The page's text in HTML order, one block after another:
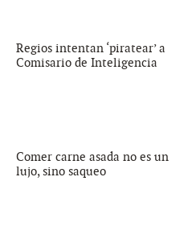
Regios intentan ‘piratear’ a
Comisario de Inteligencia
Comer carne asada no es un
lujo, sino saqueo